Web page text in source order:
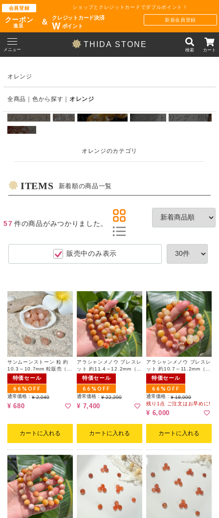
会員登録
クーポン
進呈
ショップとクレジットカードでダブルポイント !
＆
クレジットカード決済
Wポイント
新規会員登録
THIDA STONE
メニュー 検索 カート
オレンジ
全商品 色から探す オレンジ
ブレスレット 粒販売 ハイクオリティ ペンダント
リング・指輪
オススメ
オレンジのカテゴリ
ITEMS 新着順の商品一覧
57 件の商品がみつかりました。
販売中のみ表示
サンムーンストーン 粒 約
10.3～10.7mm 粒販売（ラ
ンダム）
特価セール
66%OFF
通常価格： ¥ 2,040
¥ 680
カートに入れる
アラシャンメノウ ブレスレ
ット 約11.4～12.2mm（ラ
ンダム）
特価セール
66%OFF
通常価格：¥ 22,200
¥ 7,400
カートに入れる
アラシャンメノウ ブレスレ
ット 約10.7～11.2mm（ラ
ンダム）
特価セール
66%OFF
通常価格：¥ 18,000
残り1点 ご注文はお早めに!
¥ 6,000
カートに入れる